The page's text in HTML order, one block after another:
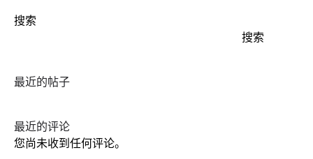
搜索
搜索
最近的帖子
最近的评论
您尚未收到任何评论。